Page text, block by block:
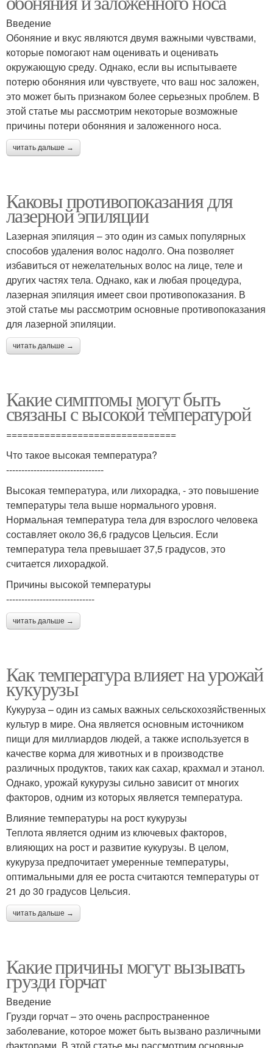
Введение
Обоняние и вкус являются двумя важными чувствами,
которые помогают нам оценивать и оценивать
окружающую среду. Однако, если вы испытываете
потерю обоняния или чувствуете, что ваш нос заложен,
это может быть признаком более серьезных проблем. В
этой статье мы рассмотрим некоторые возможные
причины потери обоняния и заложенного носа.
читать дальше →
Каковы противопоказания для
лазерной эпиляции
Lазерная эпиляция – это один из самых популярных
способов удаления волос надолго. Она позволяет
избавиться от нежелательных волос на лице, теле и
других частях тела. Однако, как и любая процедура,
лазерная эпиляция имеет свои противопоказания. В
этой статье мы рассмотрим основные противопоказания
для лазерной эпиляции.
читать дальше →
Какие симптомы могут быть
связаны с высокой температурой
===============================
Что такое высокая температура?
--------------------------------
Высокая температура, или лихорадка, - это повышение
температуры тела выше нормального уровня.
Нормальная температура тела для взрослого человека
составляет около 36,6 градусов Цельсия. Если
температура тела превышает 37,5 градусов, это
считается лихорадкой.
Причины высокой температуры
-----------------------------
читать дальше →
Как температура влияет на урожай
кукурузы
Кукуруза – один из самых важных сельскохозяйственных
культур в мире. Она является основным источником
пищи для миллиардов людей, а также используется в
качестве корма для животных и в производстве
различных продуктов, таких как сахар, крахмал и этанол.
Однако, урожай кукурузы сильно зависит от многих
факторов, одним из которых является температура.
Влияние температуры на рост кукурузы
Теплота является одним из ключевых факторов,
влияющих на рост и развитие кукурузы. В целом,
кукуруза предпочитает умеренные температуры,
оптимальными для ее роста считаются температуры от
21 до 30 градусов Цельсия.
читать дальше →
Какие причины могут вызывать
грузди горчат
Введение
Грузди горчат – это очень распространенное
заболевание, которое может быть вызвано различными